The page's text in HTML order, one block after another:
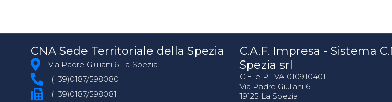
CNA Sede Territoriale della Spezia
Via Padre Giuliani 6 La Spezia
(+39)0187/598080
(+39)0187/598081
C.A.F. Impresa - Sistema
Spezia srl
C.F. e P. IVA 01091040111
Via Padre Giuliani 6
19125 La Spezia